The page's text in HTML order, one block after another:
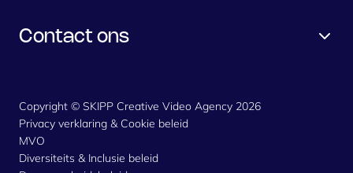
Contact ons
Copyright © SKIPP Creative Video Agency 2026
Privacy verklaring & Cookie beleid
MVO
Diversiteits & Inclusie beleid